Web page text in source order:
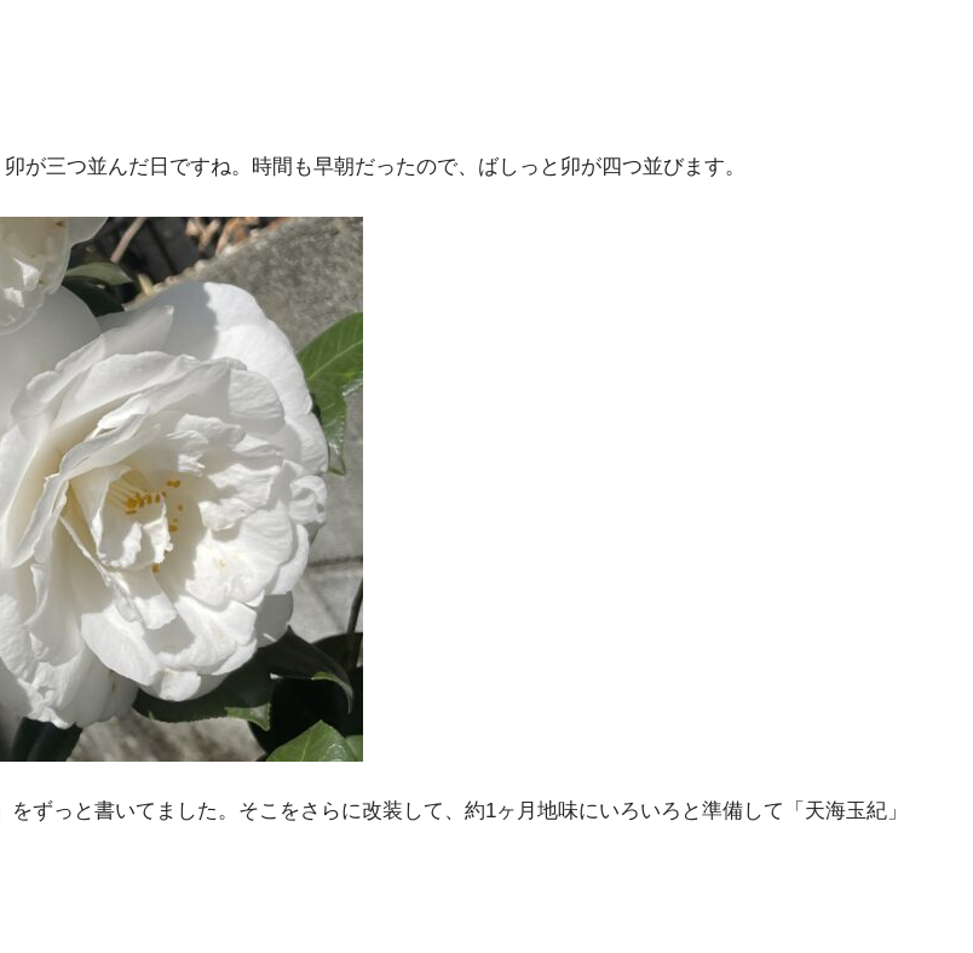
が三つ並んだ日ですね。時間も早朝だったので、ばしっと卯が四つ並びます。
ずっと書いてました。そこをさらに改装して、約1ヶ月地味にいろいろと準備して「天海玉紀」